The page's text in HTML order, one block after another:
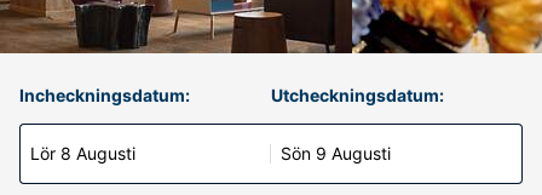
Incheckningsdatum:
Lör 8 Augusti
Utcheckningsdatum:
Sön 9 Augusti